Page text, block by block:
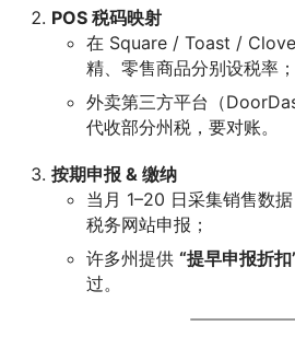
POS 税码映射
在 Square / Toast /
精、零售商品分别设税率；
外卖第三方平台（
代收部分州税，要对账。
按期申报 & 缴纳
当月 1–20 日采集销售数
税务网站申报；
许多州提供 “提早申报折扣
过。